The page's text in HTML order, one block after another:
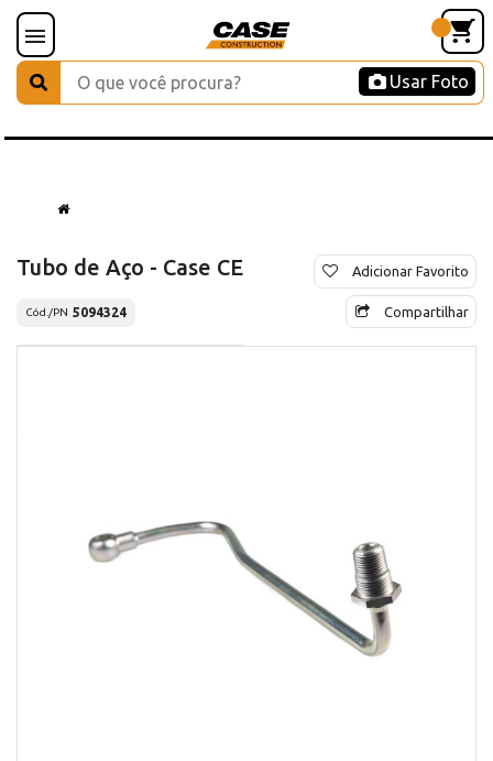
Usar Foto
Tubo de Aço - Case CE
Cód./PN 5094324
Adicionar Favorito
Compartilhar